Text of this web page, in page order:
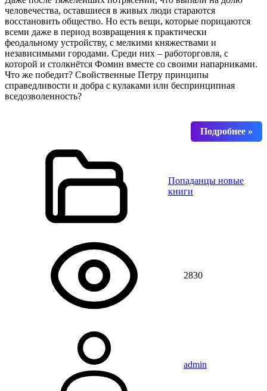
человечества, оставшиеся в живых люди стараются
восстановить общество. Но есть вещи, которые порицаются
всеми даже в период возвращения к практически
феодальному устройству, с мелкими княжествами и
независимыми городами. Среди них – работорговля, с
которой и столкнётся Фомин вместе со своими напарниками.
Что же победит? Свойственные Петру принципы
справедливости и добра с кулаками или беспринципная
вседозволенность?
Попаданцы новые
книги
2830
admin